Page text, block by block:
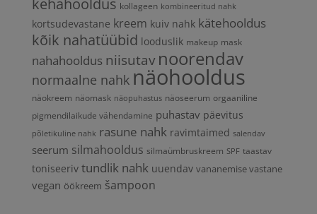
kehahooldus kollageen kombineeritud nahk
kortsudevastane kreem kuiv nahk kätehooldus
kõik nahatüübid looduslik makeup mask
nahahooldus niisutav noorendav
normaalne nahk näohooldus
näokreem näomask näopuhastus näoseerum orgaaniline
pigmendilaikude vähendamine puhastav päevitus
põletikuline nahk rasune nahk ravimtaimed salendav
seerum silmahooldus silmaümbruskreem SPF taastav
toniseeriv tundlik nahk uuendav vananemise vastane
vegan öökreem šampoon